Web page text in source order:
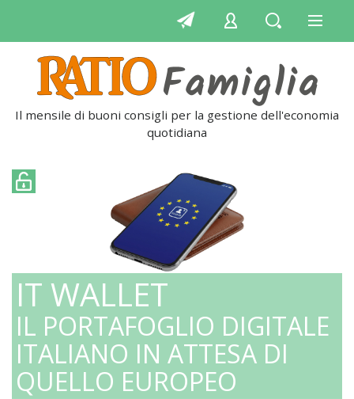
Il mensile di buoni consigli per la gestione dell'economia
quotidiana
IT WALLET
IL PORTAFOGLIO DIGITALE
ITALIANO IN ATTESA DI
QUELLO EUROPEO